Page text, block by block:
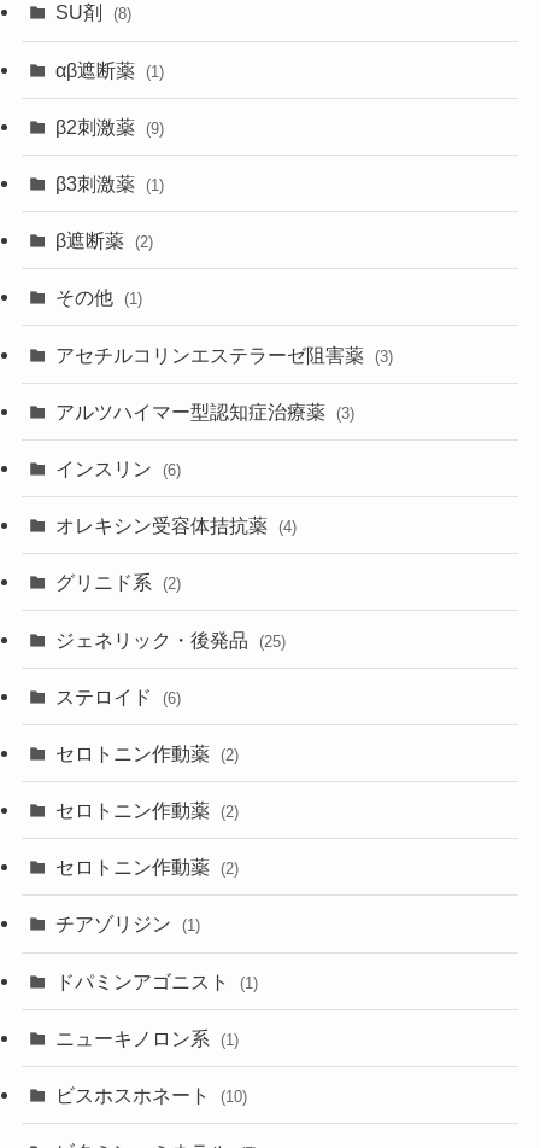
SU剤 (8)
αβ遮断薬 (1)
β2刺激薬 (9)
β3刺激薬 (1)
β遮断薬 (2)
その他 (1)
アセチルコリンエステラーゼ阻害薬 (3)
アルツハイマー型認知症治療薬 (3)
インスリン (6)
オレキシン受容体拮抗薬 (4)
グリニド系 (2)
ジェネリック・後発品 (25)
ステロイド (6)
セロトニン作動薬 (2)
セロトニン作動薬 (2)
セロトニン作動薬 (2)
チアゾリジン (1)
ドパミンアゴニスト (1)
ニューキノロン系 (1)
ビスホスホネート (10)